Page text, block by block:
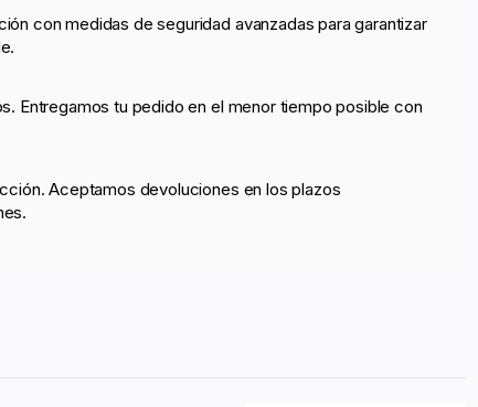
con medidas de seguridad avanzadas para garantizar
Entregamos tu pedido en el menor tiempo posible con
Aceptamos devoluciones en los plazos